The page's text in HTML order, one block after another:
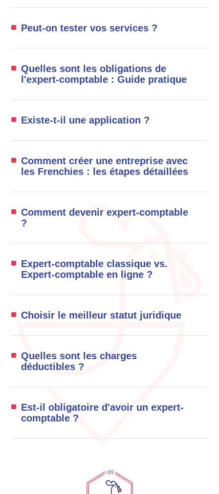
Peut-on tester vos services ?
Quelles sont les obligations de
l'expert-comptable : Guide pratique
Existe-t-il une application ?
Comment créer une entreprise avec
les Frenchies : les étapes détaillées
Comment devenir expert-comptable
?
Expert-comptable classique vs.
Expert-comptable en ligne ?
Choisir le meilleur statut juridique
Quelles sont les charges
déductibles ?
Est-il obligatoire d'avoir un expert-
comptable ?